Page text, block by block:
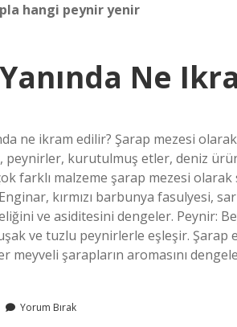
hangi peynir yenir
Ne
ne ikram edilir? Şarap mezesi
peynirler, kurutulmuş etler, deniz
farklı malzeme şarap mezesi
kırmızı barbunya fasulyesi,
ve asiditesini dengeler. Peynir:
ve tuzlu peynirlerle eşleşir. Şarap
meyveli şarapların aromasını
Yorum Bırak